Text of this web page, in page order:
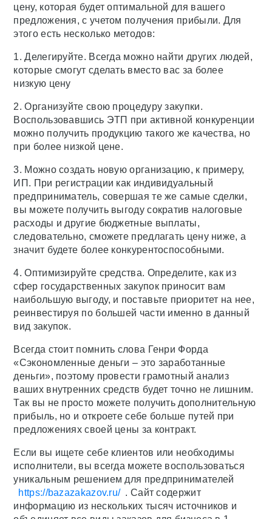
цену, которая будет оптимальной для вашего
предложения, с учетом получения прибыли. Для
этого есть несколько методов:
1. Делегируйте. Всегда можно найти других людей,
которые смогут сделать вместо вас за более
низкую цену
2. Организуйте свою процедуру закупки.
Воспользовавшись ЭТП при активной конкуренции
можно получить продукцию такого же качества, но
при более низкой цене.
3. Можно создать новую организацию, к примеру,
ИП. При регистрации как индивидуальный
предприниматель, совершая те же самые сделки,
вы можете получить выгоду сократив налоговые
расходы и другие бюджетные выплаты,
следовательно, сможете предлагать цену ниже, а
значит будете более конкурентоспособными.
4. Оптимизируйте средства. Определите, как из
сфер государственных закупок приносит вам
наибольшую выгоду, и поставьте приоритет на нее,
реинвестируя по большей части именно в данный
вид закупок.
Всегда стоит помнить слова Генри Форда
«Сэкономленные деньги – это заработанные
деньги», поэтому провести грамотный анализ
ваших внутренних средств будет точно не лишним.
Так вы не просто можете получить дополнительную
прибыль, но и откроете себе больше путей при
предложениях своей цены за контракт.
Если вы ищете себе клиентов или необходимы
исполнители, вы всегда можете воспользоваться
уникальным решением для предпринимателей
https://bazazakazov.ru/ . Сайт содержит
информацию из нескольких тысяч источников и